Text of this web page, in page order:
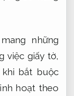
những
việc giấy tờ,
bắt buộc
hoạt theo